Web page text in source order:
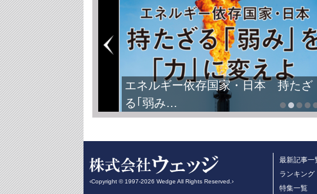
エネルギー依存国家・日本 持たざ
る｢弱み…
‹Copyright © 1997-2026 Wedge All Rights Reserved.›
最新記事一
ランキング
特集一覧